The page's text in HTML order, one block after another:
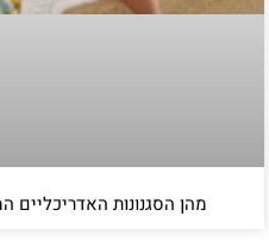
מהן הסגנונות האדריכליים